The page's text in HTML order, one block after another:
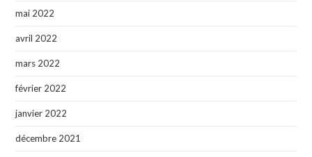
mai 2022
avril 2022
mars 2022
février 2022
janvier 2022
décembre 2021